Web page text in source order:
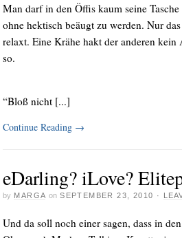
Man darf in den Öffis kaum seine
ohne hektisch beäugt zu werden. Nur
relaxt. Eine Krähe hakt der anderen kein
so.
“Bloß nicht [...]
Continue Reading →
eDarling? iLove?
by MARGA on SEPTEMBER 23, 2010 ·
Und da soll noch einer sagen, dass in